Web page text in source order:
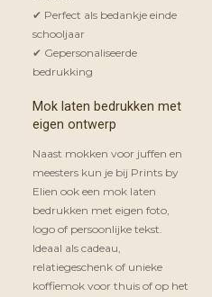
✔ Perfect als bedankje einde
schooljaar
✔ Gepersonaliseerde
bedrukking
Mok laten bedrukken met
eigen ontwerp
Naast mokken voor juffen en
meesters kun je bij Prints by
Elien ook een mok laten
bedrukken met eigen foto,
logo of persoonlijke tekst.
Ideaal als cadeau,
relatiegeschenk of unieke
koffiemok voor thuis of op het